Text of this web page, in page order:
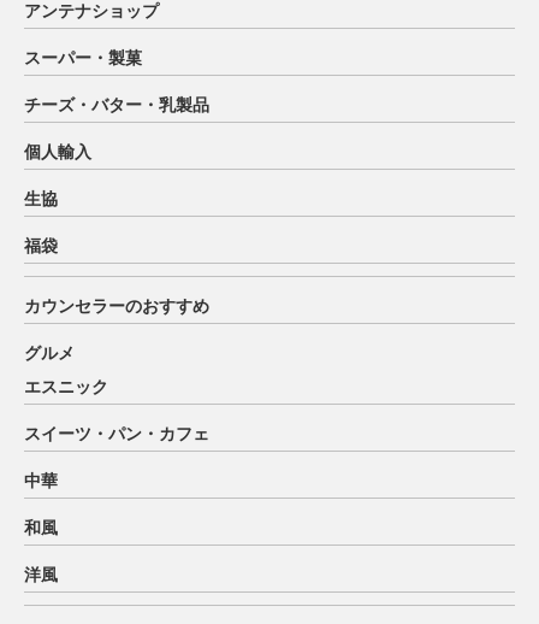
アンテナショップ
スーパー・製菓
チーズ・バター・乳製品
個人輸入
生協
福袋
カウンセラーのおすすめ
グルメ
エスニック
スイーツ・パン・カフェ
中華
和風
洋風